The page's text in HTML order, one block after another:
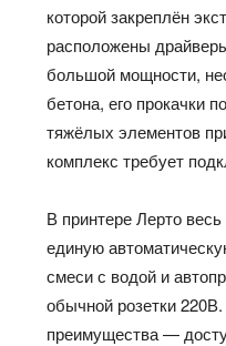
которойзакреплён
расположены
большой мощности,
бетона, его прокачки
тяжёлых элементов
комплекс требует
В принтереЛерто
единую
смеси с водой и
обычной розетки
преимущества —